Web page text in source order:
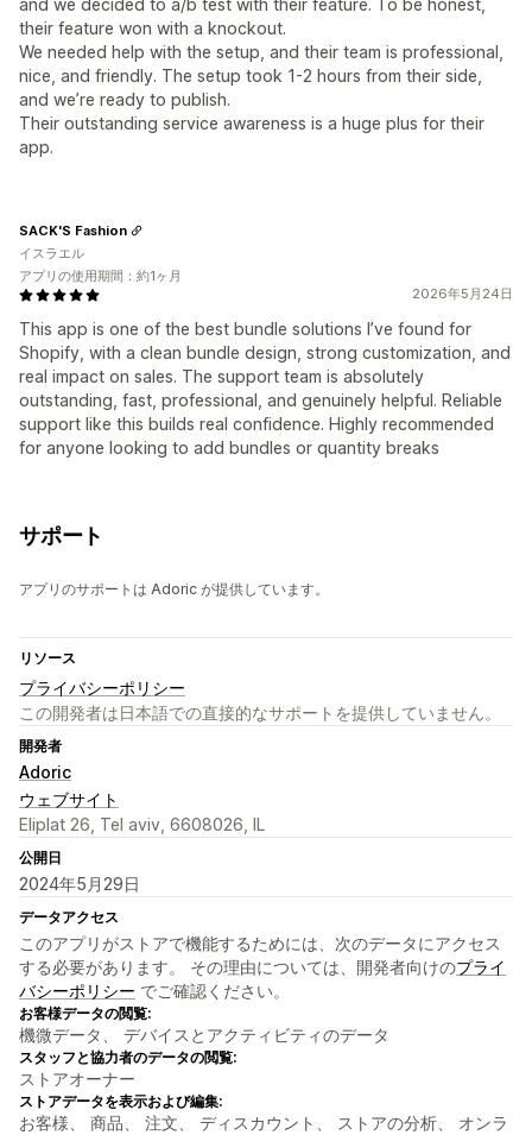
and we decided to a/b test with their feature. To be honest,
their feature won with a knockout.
We needed help with the setup, and their team is professional,
nice, and friendly. The setup took 1-2 hours from their side,
and we’re ready to publish.
Their outstanding service awareness is a huge plus for their
app.
2026年5月24日
This app is one of the best bundle solutions I’ve found for
Shopify, with a clean bundle design, strong customization, and
real impact on sales. The support team is absolutely
outstanding, fast, professional, and genuinely helpful. Reliable
support like this builds real confidence. Highly recommended
for anyone looking to add bundles or quantity breaks
SACK'S Fashion
イスラエル
アプリの使用期間：約1ヶ月
サポート
アプリのサポートは Adoric が提供しています。
リソース
プライバシーポリシー
この開発者は日本語での直接的なサポートを提供していません。
開発者
Adoric
ウェブサイト
Eliplat 26, Tel aviv, 6608026, IL
公開日
2024年5月29日
データアクセス
このアプリがストアで機能するためには、次のデータにアクセス
する必要があります。 その理由については、開発者向けのプライ
バシーポリシー でご確認ください。
お客様データの閲覧:
機微データ、 デバイスとアクティビティのデータ
スタッフと協力者のデータの閲覧:
ストアオーナー
ストアデータを表示および編集:
お客様、 商品、 注文、 ディスカウント、 ストアの分析、 オンラ